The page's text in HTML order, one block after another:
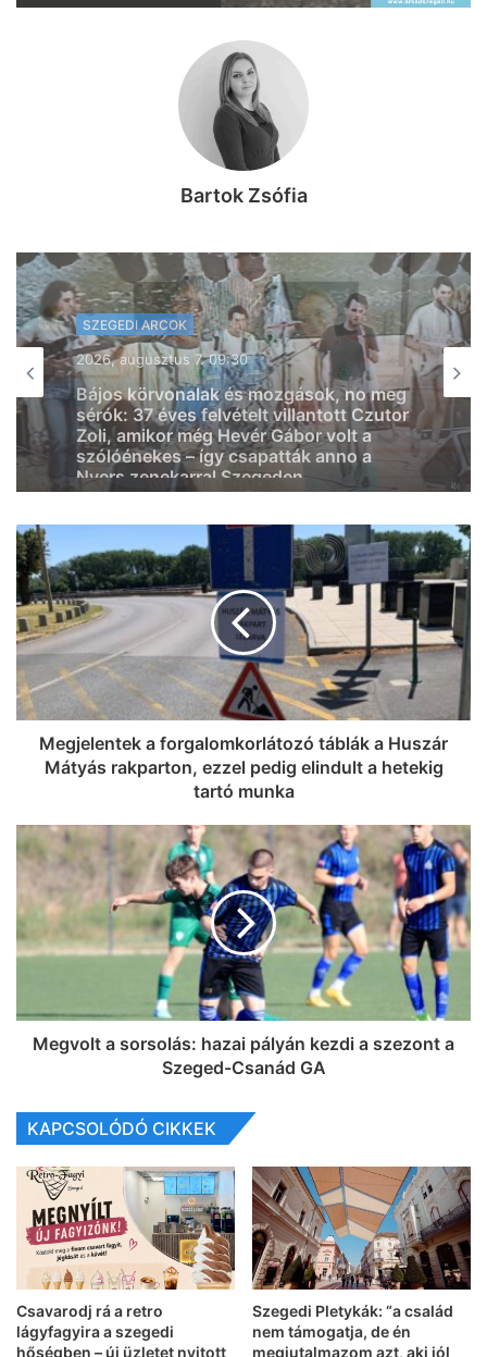
Bartok Zsófia
SZEGEDI ARCOK
2026, augusztus 7. 07:58
csapata Franciaországot is
meghódíthatja, Magyarországot és
Szegedet képviselhetik az európai
döntőben
SZEGEDI ARCOK
2026, augusztus 6. 08:46
Eredetileg gyógyszerésznek készült,
most Szegeden segíti a betegek
felépülését Tabatabai Nejad Flóra
(videó)
Megjelentek a forgalomkorlátozó táblák a Huszár
Mátyás rakparton, ezzel pedig elindult a hetekig
tartó munka
Megvolt a sorsolás: hazai pályán kezdi a szezont a
Szeged-Csanád GA
KAPCSOLÓDÓ CIKKEK
Csavarodj rá a retro
lágyfagyira a szegedi
hőségben – új üzletet nyitott
Szegedi Pletykák: “a család
nem támogatja, de én
megjutalmazom azt, aki jól